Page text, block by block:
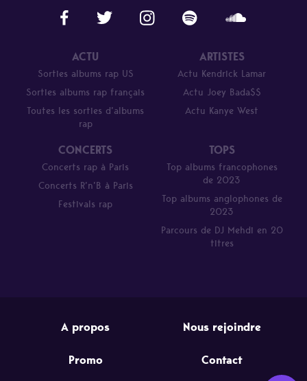
ACTU
Sorties albums rap US
Sorties albums rap français
Toutes les sorties d’albums
rap
ARTISTES
Actu Kendrick Lamar
Actu Joey Bada$$
Actu Kanye West
CONCERTS
Concerts rap à Paris
Concerts R’n’B à Paris
Festivals rap
TOPS
Top albums francophones
de 2023
Top albums anglophones de
2023
Parcours de DJ Mehdi en 20
titres
A propos Nous rejoindre
Promo Contact